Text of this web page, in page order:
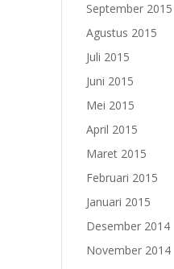
September 2015
Agustus 2015
Juli 2015
Juni 2015
Mei 2015
April 2015
Maret 2015
Februari 2015
Januari 2015
Desember 2014
November 2014